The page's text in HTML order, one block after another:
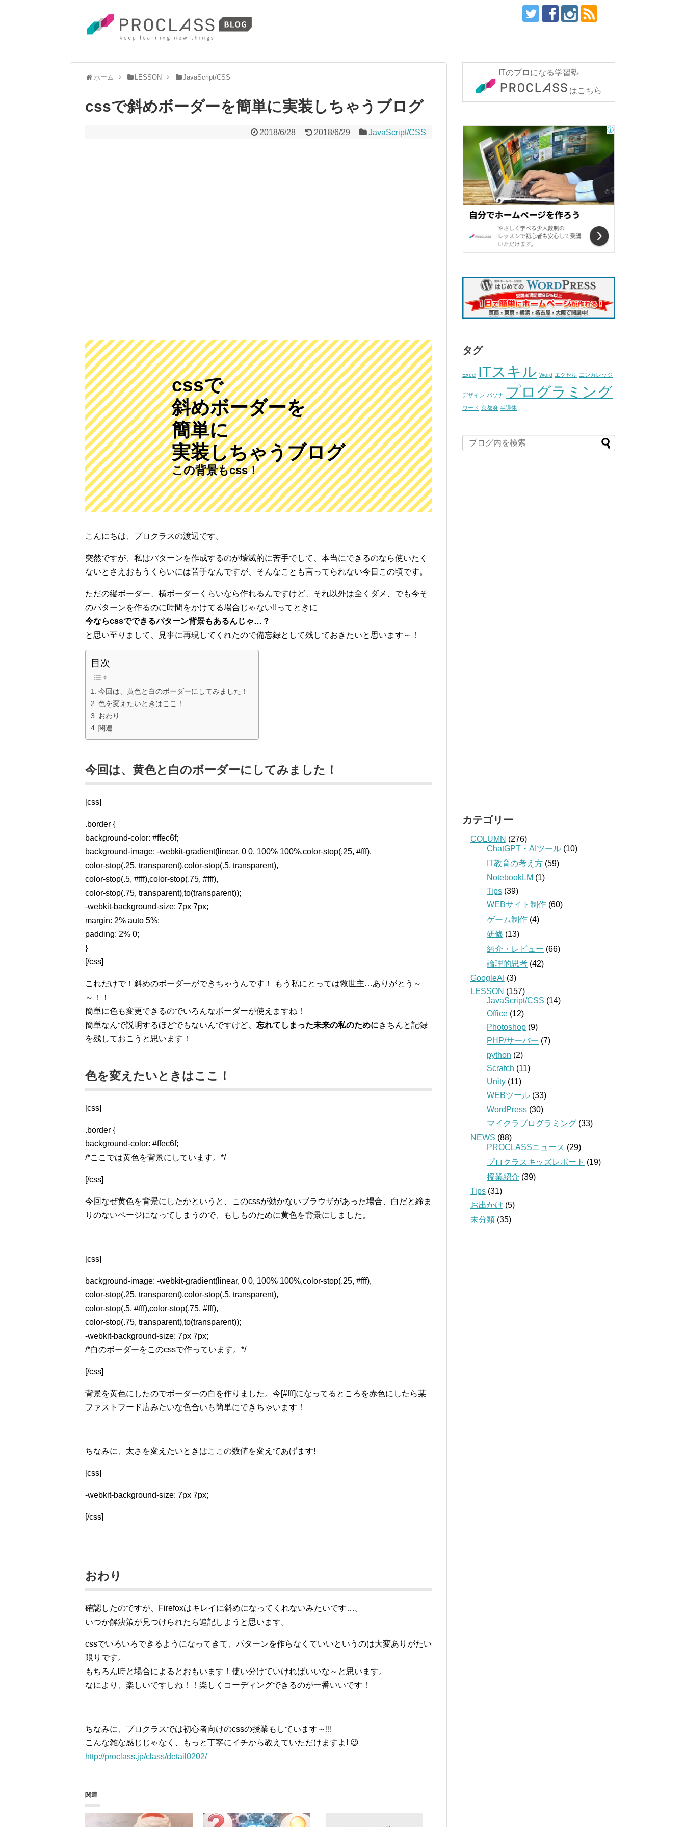
ホーム LESSON JavaScript/CSS
cssで斜めボーダーを簡単に実装しちゃうブログ
2018/6/28 2018/6/29 JavaScript/CSS
cssで
斜めボーダーを
簡単に
実装しちゃうブログ
この背景もcss！
こんにちは、プロクラスの渡辺です。
突然ですが、私はパターンを作成するのが壊滅的に苦手でして、本当にできるのなら使いたく
ないとさえおもうくらいには苦手なんですが、そんなことも言ってられない今日この頃です。
ただの縦ボーダー、横ボーダーくらいなら作れるんですけど、それ以外は全くダメ、でも今そ
のパターンを作るのに時間をかけてる場合じゃない!!ってときに
今ならcssでできるパターン背景もあるんじゃ…？
と思い至りまして、見事に再現してくれたので備忘録として残しておきたいと思います～！
目次
今回は、黄色と白のボーダーにしてみました！
色を変えたいときはここ！
おわり
関連
今回は、黄色と白のボーダーにしてみました！
[css]
.border {
background-color: #ffec6f;
background-image: -webkit-gradient(linear, 0 0, 100% 100%,color-stop(.25, #fff),
color-stop(.25, transparent),color-stop(.5, transparent),
color-stop(.5, #fff),color-stop(.75, #fff),
color-stop(.75, transparent),to(transparent));
-webkit-background-size: 7px 7px;
margin: 2% auto 5%;
padding: 2% 0;
}
[/css]
これだけで！斜めのボーダーができちゃうんです！ もう私にとっては救世主…ありがとう～
～！！
簡単に色も変更できるのでいろんなボーダーが使えますね！
簡単なんで説明するほどでもないんですけど、 忘れてしまった未来の私のためにきちんと記録
を残しておこうと思います！
色を変えたいときはここ！
[css]
.border {
background-color: #ffec6f;
/*ここでは黄色を背景にしています。*/
[/css]
今回なぜ黄色を背景にしたかというと、このcssが効かないブラウザがあった場合、白だと締ま
りのないページになってしまうので、もしものために黄色を背景にしました。
[css]
background-image: -webkit-gradient(linear, 0 0, 100% 100%,color-stop(.25, #fff),
color-stop(.25, transparent),color-stop(.5, transparent),
color-stop(.5, #fff),color-stop(.75, #fff),
color-stop(.75, transparent),to(transparent));
-webkit-background-size: 7px 7px;
/*白のボーダーをこのcssで作っています。*/
[/css]
背景を黄色にしたのでボーダーの白を作りました。今[#fff]になってるところを赤色にしたら某
ファストフード店みたいな色合いも簡単にできちゃいます！
ちなみに、太さを変えたいときはここの数値を変えてあげます!
[css]
-webkit-background-size: 7px 7px;
[/css]
おわり
確認したのですが、Firefoxはキレイに斜めになってくれないみたいです…。
いつか解決策が見つけられたら追記しようと思います。
cssでいろいろできるようになってきて、パターンを作らなくていいというのは大変ありがたい
限りです。
もちろん時と場合によるとおもいます！使い分けていければいいな～と思います。
なにより、楽しいですしね！！楽しくコーディングできるのが一番いいです！
ちなみに、プロクラスでは初心者向けのcssの授業もしています～!!!
こんな雑な感じじゃなく、もっと丁寧にイチから教えていただけますよ! 😉
http://proclass.jp/class/detail0202/
関連
ITのプロになる学習塾
はこちら
タグ
Excel ITスキル Word エクセル エンカレッジ
デザイン パソナ プログラミング
ワード 京都府 半導体
カテゴリー
COLUMN (276)
ChatGPT・AIツール (10)
IT教育の考え方 (59)
NotebookLM (1)
Tips (39)
WEBサイト制作 (60)
ゲーム制作 (4)
研修 (13)
紹介・レビュー (66)
論理的思考 (42)
GoogleAI (3)
LESSON (157)
JavaScript/CSS (14)
Office (12)
Photoshop (9)
PHP/サーバー (7)
python (2)
Scratch (11)
Unity (11)
WEBツール (33)
WordPress (30)
マイクラプログラミング (33)
NEWS (88)
PROCLASSニュース (29)
プロクラスキッズレポート (19)
授業紹介 (39)
Tips (31)
お出かけ (5)
未分類 (35)